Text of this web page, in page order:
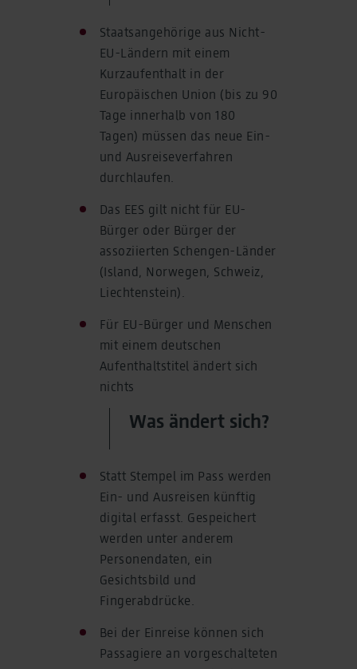
Staatsangehörige aus Nicht-
EU-Ländern mit einem
Kurzaufenthalt in der
Europäischen Union (bis zu 90
Tage innerhalb von 180
Tagen) müssen das neue Ein-
und Ausreiseverfahren
durchlaufen.
Das EES gilt nicht für EU-
Bürger oder Bürger der
assoziierten Schengen-Länder
(Island, Norwegen, Schweiz,
Liechtenstein).
Für EU-Bürger und Menschen
mit einem deutschen
Aufenthaltstitel ändert sich
nichts
Was ändert sich?
Statt Stempel im Pass werden
Ein- und Ausreisen künftig
digital erfasst. Gespeichert
werden unter anderem
Personendaten, ein
Gesichtsbild und
Fingerabdrücke.
Bei der Einreise können sich
Passagiere an vorgeschalteten